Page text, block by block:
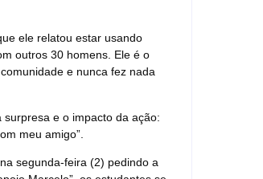
ele relatou estar usando
outros 30 homens. Ele é o
e nunca fez nada
e o impacto da ação:
meu amigo”.
segunda-feira (2) pedindo a